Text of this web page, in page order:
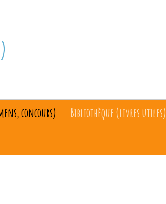
concours)
Bibliothèque (livres utiles)